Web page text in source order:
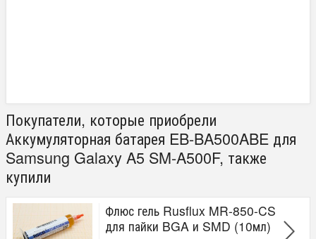
Покупатели, которые приобрели
Аккумуляторная батарея EB-BA500ABE для
Samsung Galaxy A5 SM-A500F, также
купили
Флюс гель Rusflux MR-850-CS
для пайки BGA и SMD (10мл)